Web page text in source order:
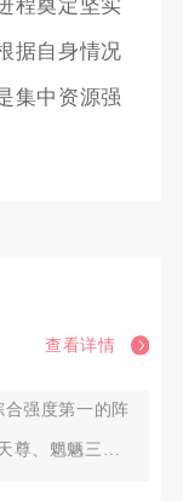
程奠定坚实
据自身情况
集中资源强
查看详情
强度第一的阵
尊、魍魉三英